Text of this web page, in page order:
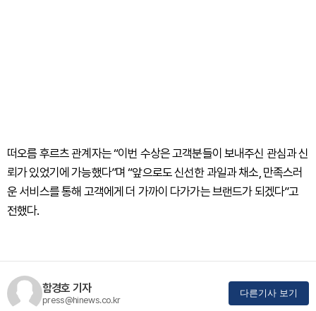
떠오름 후르츠 관계자는 “이번 수상은 고객분들이 보내주신 관심과 신
뢰가 있었기에 가능했다”며 “앞으로도 신선한 과일과 채소, 만족스러
운 서비스를 통해 고객에게 더 가까이 다가가는 브랜드가 되겠다”고
전했다.
함경호 기자
press@hinews.co.kr
다른기사 보기